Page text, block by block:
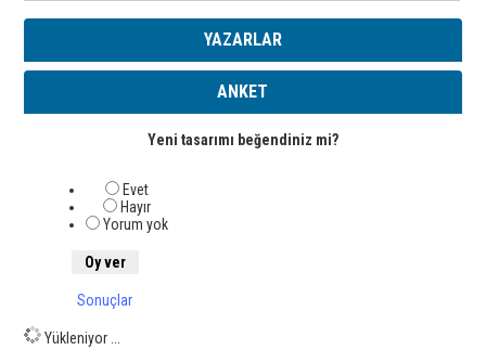
YAZARLAR
ANKET
Yeni tasarımı beğendiniz mi?
Evet
Hayır
Yorum yok
Sonuçlar
Yükleniyor ...